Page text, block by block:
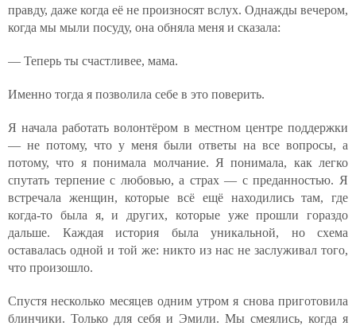
правду, даже когда её не произносят вслух. Однажды вечером,
когда мы мыли посуду, она обняла меня и сказала:
— Теперь ты счастливее, мама.
Именно тогда я позволила себе в это поверить.
Я начала работать волонтёром в местном центре поддержки
— не потому, что у меня были ответы на все вопросы, а
потому, что я понимала молчание. Я понимала, как легко
спутать терпение с любовью, а страх — с преданностью. Я
встречала женщин, которые всё ещё находились там, где
когда-то была я, и других, которые уже прошли гораздо
дальше. Каждая история была уникальной, но схема
оставалась одной и той же: никто из нас не заслуживал того,
что произошло.
Спустя несколько месяцев одним утром я снова приготовила
блинчики. Только для себя и Эмили. Мы смеялись, когда я